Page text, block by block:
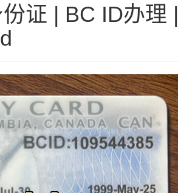
证 | BC ID办理 |